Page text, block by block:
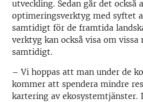
utveckling. Sedan går det också
optimeringsverktyg med syftet
samtidigt för de framtida
verktyg kan också visa om vissa
samtidigt.
– Vi hoppas att man under de
kommer att spendera mindre
kartering av ekosystemtjänster.